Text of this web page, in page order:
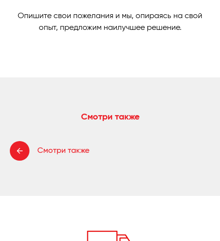
Опишите свои пожелания и мы, опираясь на свой
опыт, предложим наилучшее решение.
Смотри также
Смотри также